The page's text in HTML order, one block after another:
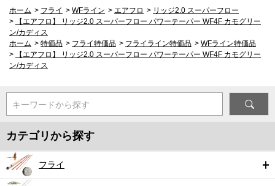
ホーム > フライ > WFライン > エアフロ > リッジ2.0 スーパーフロー
>
【エアフロ】 リッジ2.0 スーパーフロー パワーテーパー WF4F カモグリー
ン/カディス
ホーム > 特価品 > フライ特価品 > フライライン特価品 > WFライン特価品
>
【エアフロ】 リッジ2.0 スーパーフロー パワーテーパー WF4F カモグリー
ン/カディス
キーワードから探す
カテゴリから探す
フライ